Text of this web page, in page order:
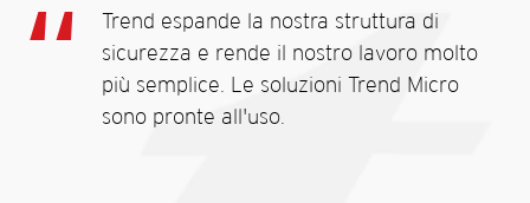
Trend espande la nostra struttura di
sicurezza e rende il nostro lavoro molto
più semplice. Le soluzioni Trend Micro
sono pronte all'uso.